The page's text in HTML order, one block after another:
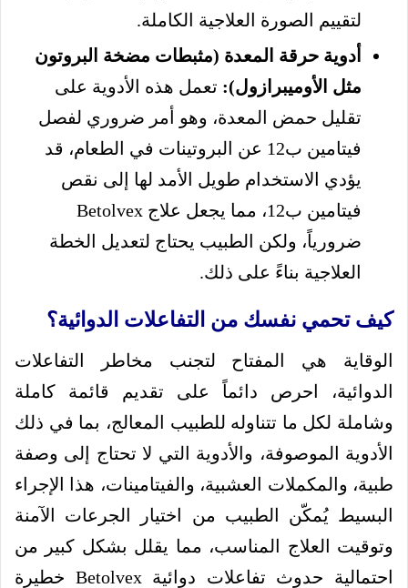
لتقييم الصورة العلاجية الكاملة.
أدوية حرقة المعدة (مثبطات مضخة البروتون
مثل الأوميبرازول): تعمل هذه الأدوية على
تقليل حمض المعدة، وهو أمر ضروري لفصل
فيتامين ب12 عن البروتينات في الطعام، قد
يؤدي الاستخدام طويل الأمد لها إلى نقص
فيتامين ب12، مما يجعل علاج Betolvex
ضرورياً، ولكن الطبيب يحتاج لتعديل الخطة
العلاجية بناءً على ذلك.
كيف تحمي نفسك من التفاعلات الدوائية؟
الوقاية هي المفتاح لتجنب مخاطر التفاعلات
الدوائية، احرص دائماً على تقديم قائمة كاملة
وشاملة لكل ما تتناوله للطبيب المعالج، بما في ذلك
الأدوية الموصوفة، والأدوية التي لا تحتاج إلى وصفة
طبية، والمكملات العشبية، والفيتامينات، هذا الإجراء
البسيط يُمكّن الطبيب من اختيار الجرعات الآمنة
وتوقيت العلاج المناسب، مما يقلل بشكل كبير من
احتمالية حدوث تفاعلات دوائية Betolvex خطيرة